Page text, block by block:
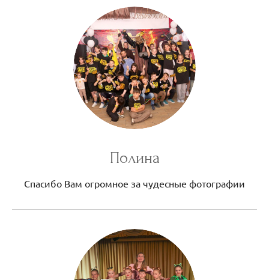
Полина
Спасибо Вам огромное за чудесные фотографии